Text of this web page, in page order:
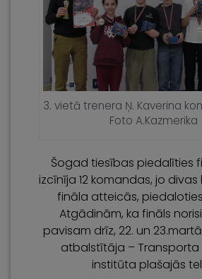
3. vietā trenera Ņ. Kaverina
Foto A.Kazmerika
Šogad tiesības piedalīties
izcīnīja 12 komandas, jo
fināla atteicās,
Atgādinām, ka fināls
pavisam drīz, 22. un
atbalstītāja – Transporta
institūta plašajās